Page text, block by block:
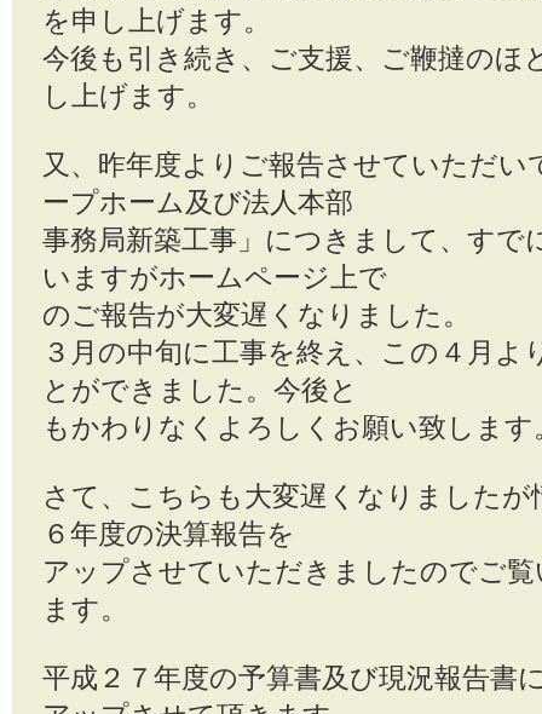
を申し上げます。
今後も引き続き、ご支援、ご鞭撻のほ
し上げます。
又、昨年度よりご報告させていただい
ープホーム及び法人本部
事務局新築工事」につきまして、すで
いますがホームページ上で
のご報告が大変遅くなりました。
３月の中旬に工事を終え、この４月よ
とができました。今後と
もかわりなくよろしくお願い致します
さて、こちらも大変遅くなりましたが
６年度の決算報告を
アップさせていただきましたのでご
ます。
平成２７年度の予算書及び現況報告書